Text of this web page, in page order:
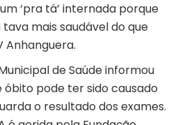
‘pra tá’ internada porque
mais saudável do que
Anhanguera.
de Saúde informou
óbito pode ter sido causado
o resultado dos exames.